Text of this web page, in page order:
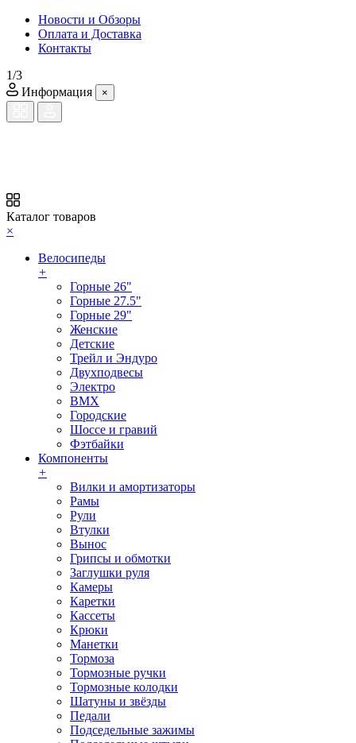
Новости и Обзоры
Оплата и Доставка
Контакты
1/3
Информация
×
Каталог товаров
×
Велосипеды
+
Горные 26"
Горные 27.5"
Горные 29"
Женские
Детские
Трейл и Эндуро
Двухподвесы
Электро
BMX
Городские
Шоссе и гравий
Фэтбайки
Компоненты
+
Вилки и амортизаторы
Рамы
Рули
Втулки
Вынос
Грипсы и обмотки
Заглушки руля
Камеры
Каретки
Кассеты
Крюки
Манетки
Тормоза
Тормозные ручки
Тормозные колодки
Шатуны и звёзды
Педали
Подседельные зажимы